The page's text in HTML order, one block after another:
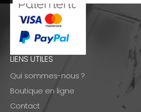
LIENS UTILES
Qui sommes-nous ?
Boutique en ligne
Contact